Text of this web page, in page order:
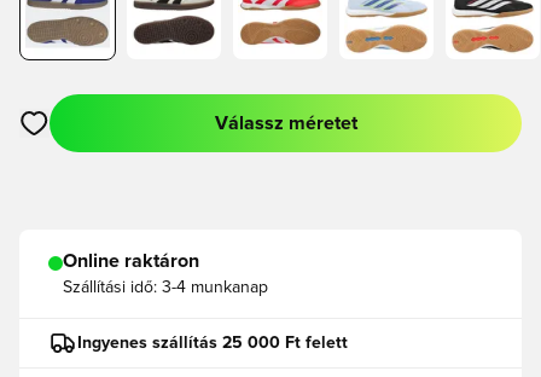
Megnyit egy modált a bejelentkezéshez vagy a tagként való
Válassz méretet
Online raktáron
Szállítási idő: 3-4 munkanap
Ingyenes szállítás 25 000 Ft felett